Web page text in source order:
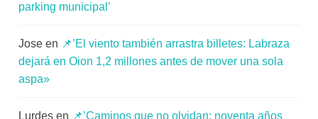
parking municipal’
Jose en 📌’El viento también arrastra billetes: Labraza
dejará en Oion 1,2 millones antes de mover una sola
aspa»
Lurdes en 📌’Caminos que no olvidan: noventa años